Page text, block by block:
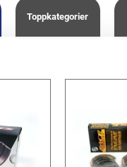
Toppkategorier